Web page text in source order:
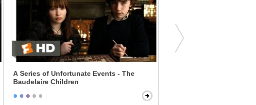
A Series of Unfortunate Events - The
Baudelaire Children